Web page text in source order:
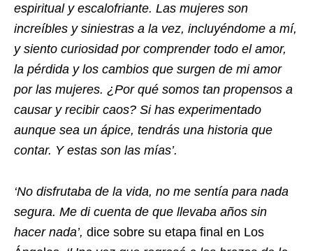
espiritual y escalofriante. Las mujeres son
increíbles y siniestras a la vez, incluyéndome a mí,
y siento curiosidad por comprender todo el amor,
la pérdida y los cambios que surgen de mi amor
por las mujeres. ¿Por qué somos tan propensos a
causar y recibir caos? Si has experimentado
aunque sea un ápice, tendrás una historia que
contar. Y estas son las mías’.
‘No disfrutaba de la vida, no me sentía para nada
segura. Me di cuenta de que llevaba años sin
hacer nada’, dice sobre su etapa final en Los